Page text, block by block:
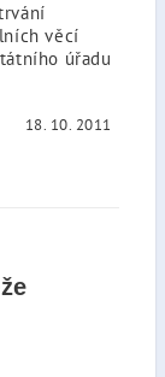
věcí
úřadu
18. 10. 2011